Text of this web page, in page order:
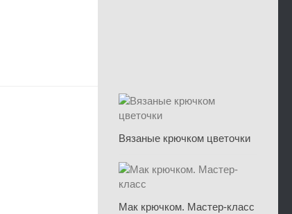
Вязаные крючком цветочки
Мак крючком. Мастер-класс